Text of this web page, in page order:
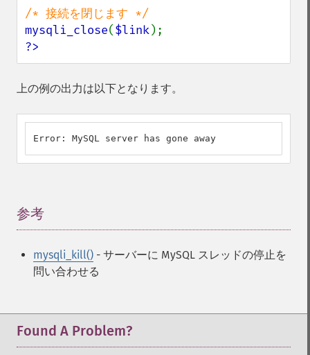
mysqli_close($link
?>
上の例の出力は以下となります。
Error: MySQL server has gone away
参考
mysqli_kill() - サーバーに MySQL スレッドの停止を
問い合わせる
Found A Problem?